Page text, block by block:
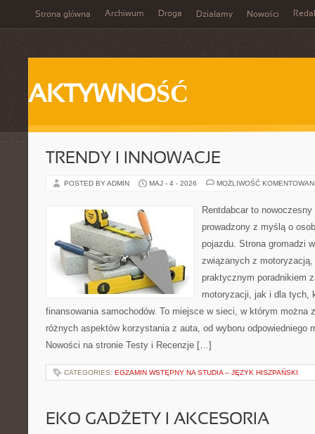
Strona główna Archiwum Droga Działamy Nowości
AKTYWNOŚĆ
TRENDY I INNOWACJE
POSTED BY ADMIN MAJ - 4 - 2026 MOŻLIWOŚĆ
Rentdabcar to
prowadzony z myślą o
pojazdu. Strona gromadzi
związanych z
praktycznym poradnikiem
motoryzacji, jak i dla tych,
finansowania samochodów. To miejsce w sieci, w którym można
różnych aspektów korzystania z auta, od wyboru odpowiedniego
Nowości na stronie Testy i Recenzje […]
CATEGORIES: EGZAMIN WSTĘPNY NA STUDIA – JĘZYK HISZPAŃSKI
EKO GADŻETY I AKCESORIA